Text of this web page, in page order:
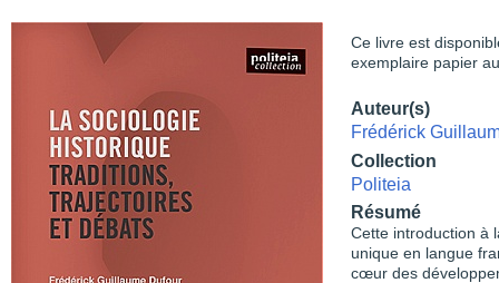
Ce livre est
exemplaire papier
Auteur(s)
Frédérick
Collection
Politeia
Résumé
Cette introduction à
unique en langue
cœur des